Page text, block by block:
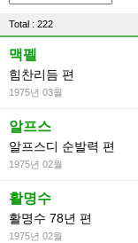
Total : 222
맥펠
힘찬리듬 편
1975년 03월
알프스
알프스디 순발력 편
1975년 02월
활명수
활명수 78년 편
1975년 02월